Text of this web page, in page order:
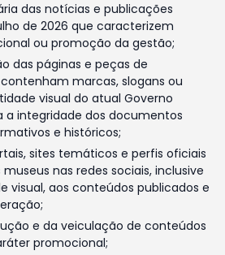
das notícias e publicações
de 2026 que caracterizem
ou promoção da gestão;
das páginas e peças de
marcas, slogans ou
visual do atual Governo
a integridade dos documentos
e históricos;
sites temáticos e perfis oficiais
nas redes sociais, inclusive
visual, aos conteúdos publicados e
e da veiculação de conteúdos
promocional;